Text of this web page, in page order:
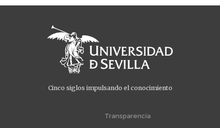
Cinco siglos impulsando el conocimiento
Transparencia